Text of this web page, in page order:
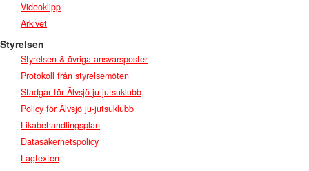
Videoklipp
Arkivet
Styrelsen
Styrelsen & övriga ansvarsposter
Protokoll från styrelsemöten
Stadgar för Älvsjö ju-jutsuklubb
Policy för Älvsjö ju-jutsuklubb
Likabehandlingsplan
Datasäkerhetspolicy
Lagtexten